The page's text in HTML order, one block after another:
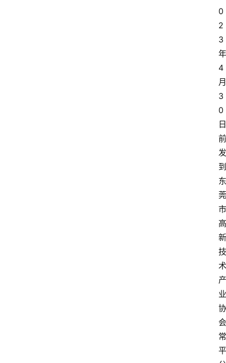
0
2
3
年
4
月
3
0
日
前
发
到
东
莞
市
高
新
技
术
产
业
协
会
常
平